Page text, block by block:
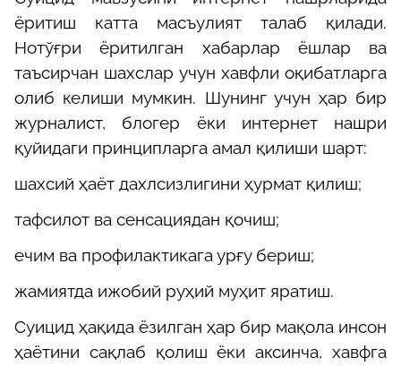
ёритиш катта масъулият талаб қилади.
Нотўғри ёритилган хабарлар ёшлар ва
таъсирчан шахслар учун хавфли оқибатларга
олиб келиши мумкин. Шунинг учун ҳар бир
журналист, блогер ёки интернет нашри
қуйидаги принципларга амал қилиши шарт:
шахсий ҳаёт дахлсизлигини ҳурмат қилиш;
тафсилот ва сенсациядан қочиш;
ечим ва профилактикага урғу бериш;
жамиятда ижобий руҳий муҳит яратиш.
Суицид ҳақида ёзилган ҳар бир мақола инсон
ҳаётини сақлаб қолиш ёки аксинча, хавфга